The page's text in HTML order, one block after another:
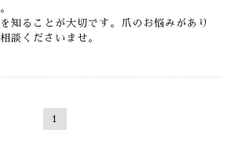
知ることが大切です。爪のお悩みがあり
談くださいませ。
1